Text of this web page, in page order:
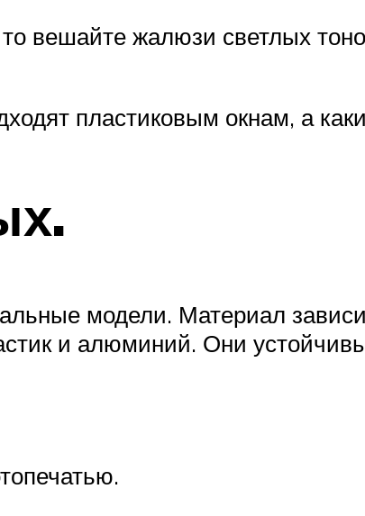
вешайте жалюзи светлых
пластиковым окнам, а
модели. Материал
и алюминий. Они